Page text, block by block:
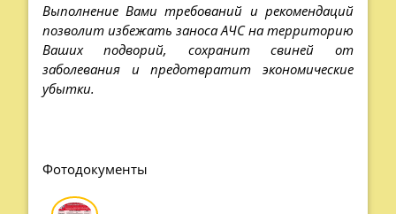
Выполнение Вами требований и рекомендаций
позволит избежать заноса АЧС на территорию
Ваших подворий, сохранит свиней от
заболевания и предотвратит экономические
убытки.
Фотодокументы